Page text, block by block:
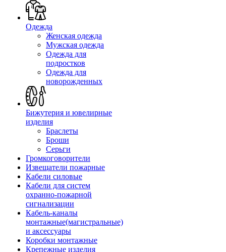
Одежда
Женская одежда
Мужская одежда
Одежда для
подростков
Одежда для
новорожденных
Бижутерия и ювелирные
изделия
Браслеты
Броши
Серьги
Громкоговорители
Извещатели пожарные
Кабели силовые
Кабели для систем
охранно-пожарной
сигнализации
Кабель-каналы
монтажные(магистральные)
и аксессуары
Коробки монтажные
Крепежные изделия